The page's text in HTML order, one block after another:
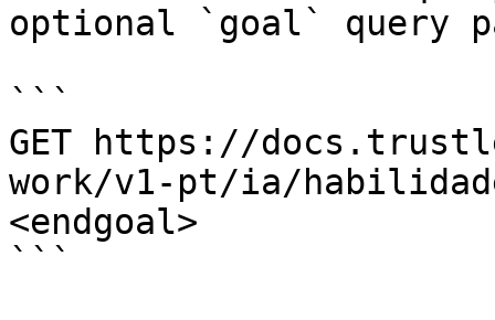
optional `goal` query
```
GET https://
work/v1-pt/ia/
<endgoal>
```